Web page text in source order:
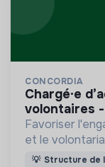
CONCORDIA
chargé·e d’accompagnement des
volontaires
Favoriser
et le
volontariats
💡 Structure de